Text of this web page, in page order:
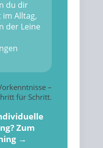
du dir
Alltag,
der Leine
–
für Schritt.
Zum
→